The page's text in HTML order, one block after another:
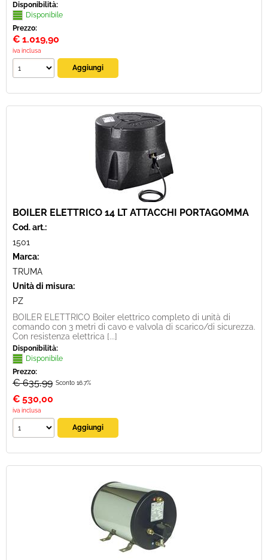
Disponibilità:
Disponibile
Prezzo:
€ 1.019,90
iva inclusa
BOILER ELETTRICO 14 LT ATTACCHI PORTAGOMMA
Cod. art.:
1501
Marca:
TRUMA
Unità di misura:
PZ
BOILER ELETTRICO Boiler elettrico completo di unità di
comando con 3 metri di cavo e valvola di scarico/di sicurezza.
Con resistenza elettrica [...]
Disponibilità:
Disponibile
Prezzo:
€ 635,99 Sconto 16.7%
€ 530,00
iva inclusa